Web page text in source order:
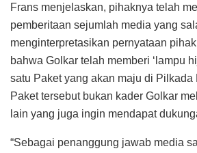
Frans menjelaskan, pihaknya telah
pemberitaan sejumlah media yang
menginterpretasikan pernyataan
bahwa Golkar telah memberi ‘lampu
satu Paket yang akan maju di Pilkada
Paket tersebut bukan kader Golkar
lain yang juga ingin mendapat
“Sebagai penanggung jawab media